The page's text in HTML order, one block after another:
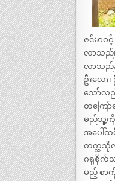
ဇင်မာ
လာသည်၊
လာသည်နှ
ဦးလေး
သော်လ
တကြော်
မည်သူ့ကိုမှ
အပေါ်
တက္ကသို
ဂရုစိုက်
မည့် စာ